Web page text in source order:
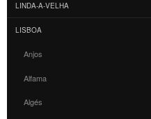
LINDA-A-VELHA
LISBOA
Anjos
Alfama
Algés